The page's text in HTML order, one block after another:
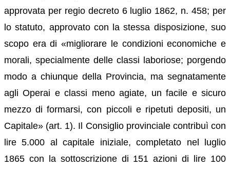
approvata per regio decreto 6 luglio 1862, n. 458; per
lo statuto, approvato con la stessa disposizione, suo
scopo era di «migliorare le condizioni economiche e
morali, specialmente delle classi laboriose; porgendo
modo a chiunque della Provincia, ma segnatamente
agli Operai e classi meno agiate, un facile e sicuro
mezzo di formarsi, con piccoli e ripetuti depositi, un
Capitale» (art. 1). Il Consiglio provinciale contribuì con
lire 5.000 al capitale iniziale, completato nel luglio
1865 con la sottoscrizione di 151 azioni di lire 100